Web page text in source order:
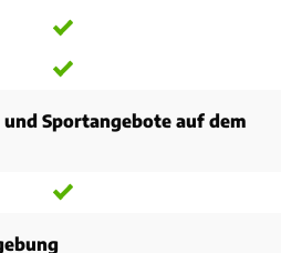
Sportangebote auf dem